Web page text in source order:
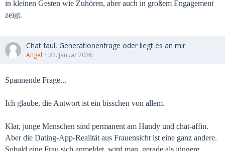
in kleinen Gesten wie Zuhören, aber auch in großem Engagement
zeigt.
Chat faul, Generationenfrage oder liegt es an mir
Angel 22. Januar 2026
Spannende Frage...
Ich glaube, die Antwort ist ein bisschen von allem.
Klar, junge Menschen sind permanent am Handy und chat-affin.
Aber die Dating-App-Realität aus Frauensicht ist eine ganz andere.
Sobald eine Frau sich anmeldet, wird man, gerade als jüngere,